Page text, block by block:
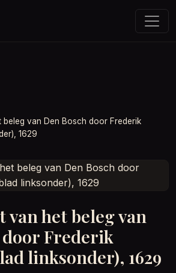
beleg van Den Bosch door Frederik
1629
van het beleg van
door Frederik
linksonder), 1629